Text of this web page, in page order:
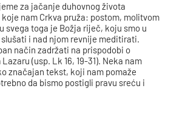
za jačanje duhovnog života
nam Crkva pruža: postom, molitvom
svega toga je Božja riječ, koju smo u
i nad njom revnije meditirati.
način zadržati na prispodobi o
(usp. Lk 16, 19-31). Neka nam
značajan tekst, koji nam pomaže
da bismo postigli pravu sreću i